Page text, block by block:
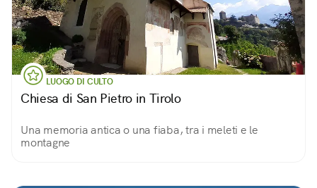
LUOGO DI CULTO
Chiesa di San Pietro in Tirolo
Una memoria antica o una fiaba, tra i meleti e le
montagne